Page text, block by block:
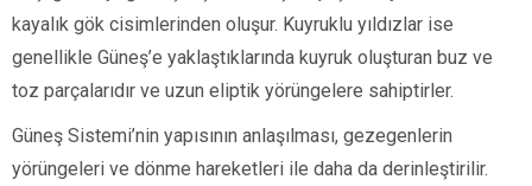
kayalık gök cisimlerinden oluşur. Kuyruklu yıldızlar ise
genellikle Güneş’e yaklaştıklarında kuyruk oluşturan buz ve
toz parçalarıdır ve uzun eliptik yörüngelere sahiptirler.
Güneş Sistemi’nin yapısının anlaşılması, gezegenlerin
yörüngeleri ve dönme hareketleri ile daha da derinleştirilir.